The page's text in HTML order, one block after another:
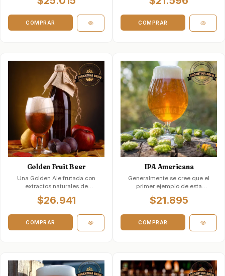
COMPRAR
tarde fue revivida po…
COMPRAR
Golden Fruit Beer
Una Golden Ale frutada con
extractos naturales de
Durazno, Maracuyá, Mango o
Vainilla. E…
$26.941
COMPRAR
IPA Americana
Generalmente se cree que el
primer ejemplo de esta
cerveza artesanal americana
moderna fue Anch…
$21.895
COMPRAR